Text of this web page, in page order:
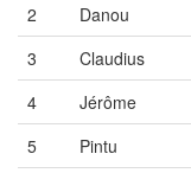
2
Danou
3
Claudius
4
Jérôme
5
Pintu